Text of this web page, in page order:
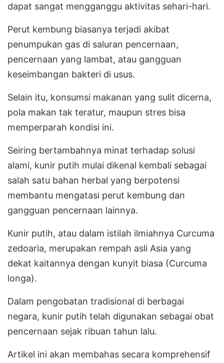
dapat sangat mengganggu aktivitas sehari-hari.
Perut kembung biasanya terjadi akibat
penumpukan gas di saluran pencernaan,
pencernaan yang lambat, atau gangguan
keseimbangan bakteri di usus.
Selain itu, konsumsi makanan yang sulit dicerna,
pola makan tak teratur, maupun stres bisa
memperparah kondisi ini.
Seiring bertambahnya minat terhadap solusi
alami, kunir putih mulai dikenal kembali sebagai
salah satu bahan herbal yang berpotensi
membantu mengatasi perut kembung dan
gangguan pencernaan lainnya.
Kunir putih, atau dalam istilah ilmiahnya Curcuma
zedoaria, merupakan rempah asli Asia yang
dekat kaitannya dengan kunyit biasa (Curcuma
longa).
Dalam pengobatan tradisional di berbagai
negara, kunir putih telah digunakan sebagai obat
pencernaan sejak ribuan tahun lalu.
Artikel ini akan membahas secara komprehensif